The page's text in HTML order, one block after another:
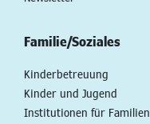
Familie/Soziales
Kinderbetreuung
Kinder und Jugend
Institutionen für Familien